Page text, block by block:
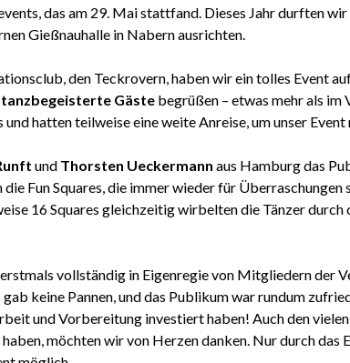
das am 29. Mai stattfand. Dieses Jahr durften
Gießnauhalle in Nabern ausrichten.
den Teckrovern, haben wir ein tolles Event
tanzbegeisterte Gäste begrüßen – etwas mehr als im
und hatten teilweise eine weite Anreise, um unser
und Thorsten Ueckermann aus Hamburg das
Fun Squares, die immer wieder für Überraschungen
16 Squares gleichzeitig wirbelten die Tänzer durch
vollständig in Eigenregie von Mitgliedern der
keine Pannen, und das Publikum war rundum
und Vorbereitung investiert haben! Auch den
möchten wir von Herzen danken. Nur durch das